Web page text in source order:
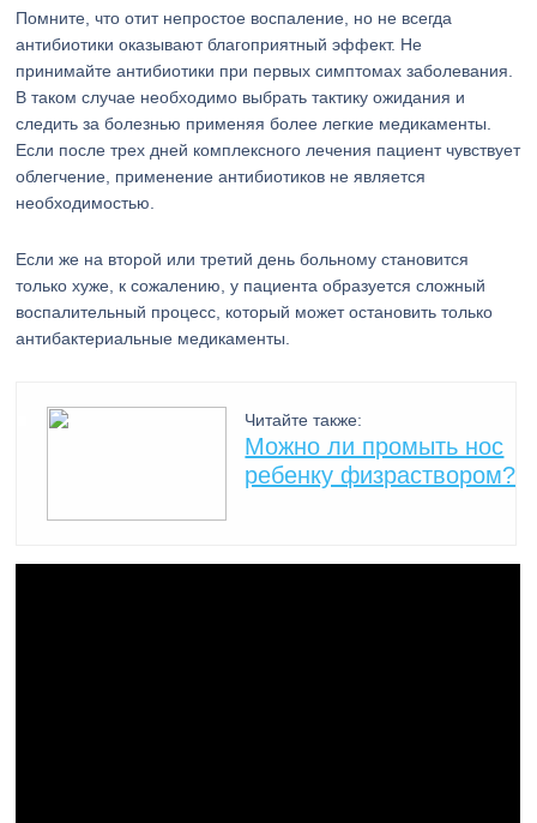
Помните, что отит непростое воспаление, но не всегда
антибиотики оказывают благоприятный эффект. Не
принимайте антибиотики при первых симптомах заболевания.
В таком случае необходимо выбрать тактику ожидания и
следить за болезнью применяя более легкие медикаменты.
Если после трех дней комплексного лечения пациент чувствует
облегчение, применение антибиотиков не является
необходимостью.
Если же на второй или третий день больному становится
только хуже, к сожалению, у пациента образуется сложный
воспалительный процесс, который может остановить только
антибактериальные медикаменты.
Читайте также:
Можно ли промыть нос
ребенку физраствором?